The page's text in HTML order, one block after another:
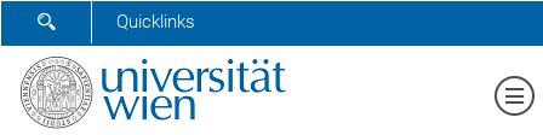
SUCHFORMULAR ÖFFNEN
Quicklinks